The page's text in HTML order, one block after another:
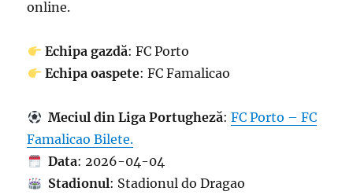
online.
Echipa gazdă: FC Porto
Echipa oaspete: FC Famalicao
Meciul din Liga Portugheză: FC Porto – FC
Famalicao Bilete.
Data: 2026-04-04
Stadionul: Stadionul do Dragao